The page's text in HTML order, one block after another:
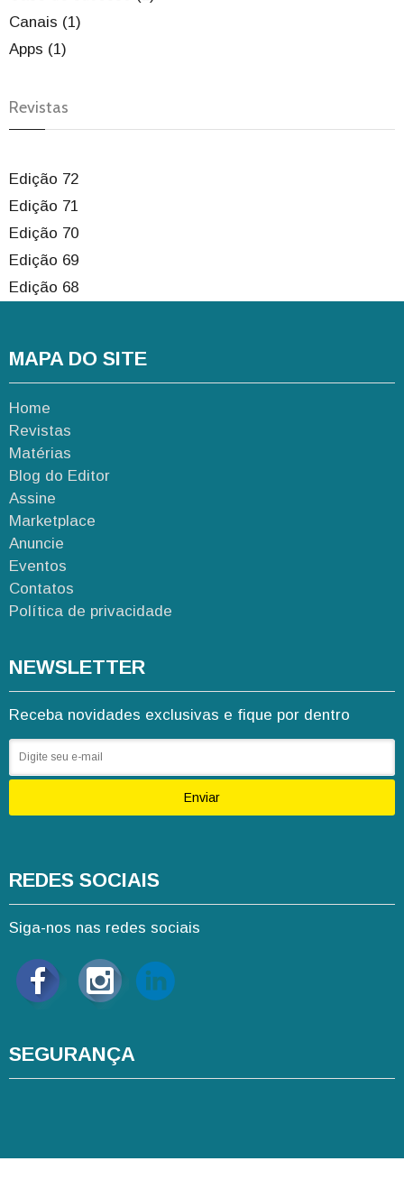
Canais (1)
Apps (1)
Revistas
Edição 72
Edição 71
Edição 70
Edição 69
Edição 68
MAPA DO SITE
Home
Revistas
Matérias
Blog do Editor
Assine
Marketplace
Anuncie
Eventos
Contatos
Política de privacidade
NEWSLETTER
Receba novidades exclusivas e fique por dentro
Enviar
REDES SOCIAIS
Siga-nos nas redes sociais
SEGURANÇA